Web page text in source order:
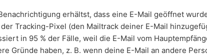
erhältst, dass eine E-Mail geöffnet
Tracking-Pixel (den Mailtrack deiner E-Mail
in 95 % der Fälle, weil die E-Mail vom
Gründe haben, z. B. wenn deine E-Mail an andere